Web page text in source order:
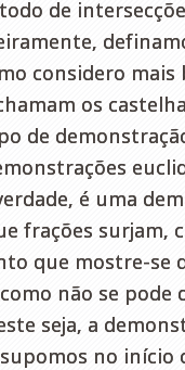
de
considero
os
de
é uma
frações surjam,
que mostre-se
não se pode
seja, a
no início